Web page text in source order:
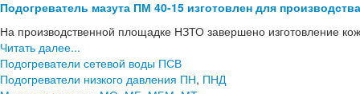
Подогреватель мазута ПМ 40-15 изготовлен для
На производственной площадке НЗТО завершено изготовление
Читать далее...
Подогреватели сетевой воды ПСВ
Подогреватели низкого давления ПН, ПНД